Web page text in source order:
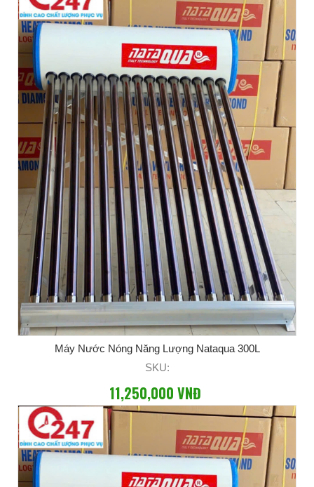
Máy Nước Nóng Năng Lượng Nataqua 300L
SKU:
11,250,000 VNĐ